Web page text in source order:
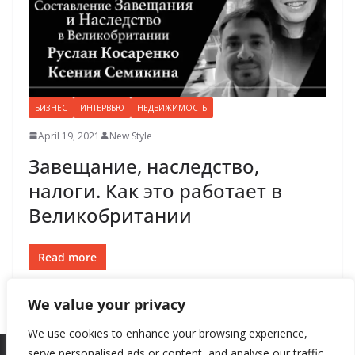
We value your privacy
We use cookies to enhance your browsing experience,
БИЗНЕС ИНТЕРВЬЮ НЕДВИЖИМОСТЬ
April 19, 2021 New Style
Завещание, наследство,
налоги. Как это работает в
Великобритании
Read more